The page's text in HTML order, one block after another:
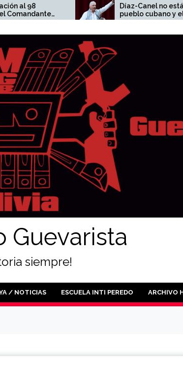
Díaz-Canel no está solo: el
pueblo cubano y el mundo
responden
Guevarista
siempre!
/ NOTICIAS ESCUELA INTI PEREDO ARCHIVO